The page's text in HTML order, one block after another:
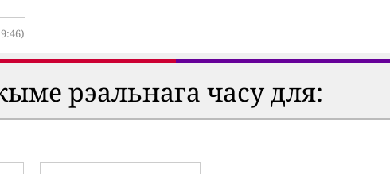
рэальнага часу для: